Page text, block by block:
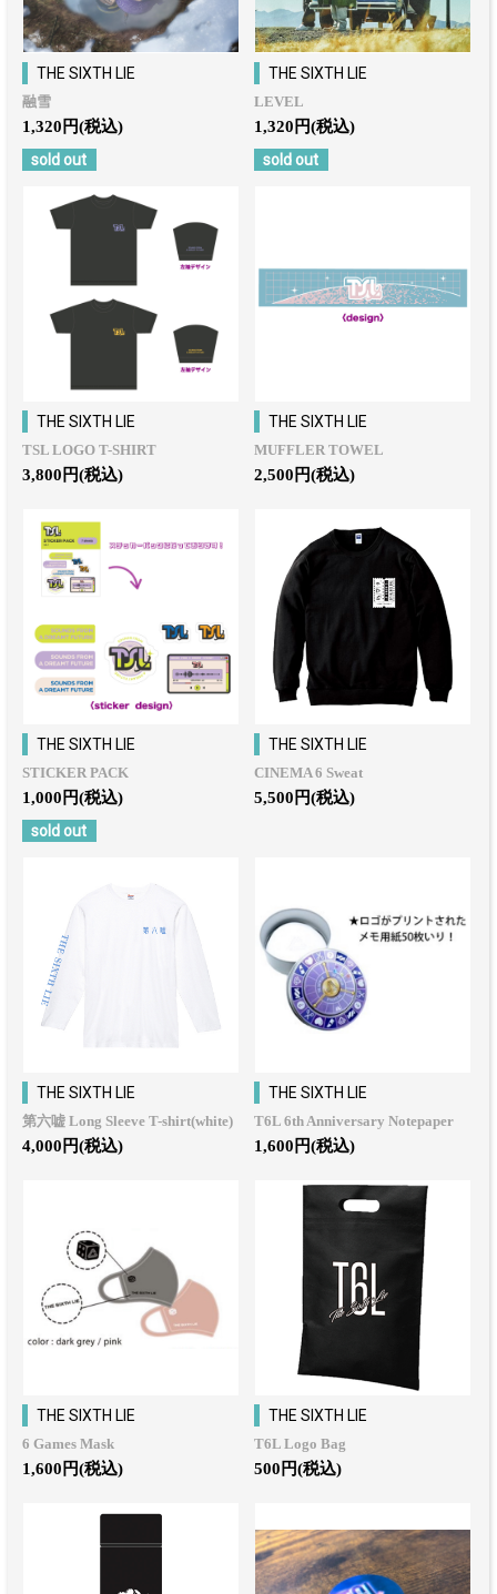
THE SIXTH LIE
融雪
1,320円(税込)
sold out
THE SIXTH LIE
LEVEL
1,320円(税込)
sold out
THE SIXTH LIE
TSL LOGO T-SHIRT
3,800円(税込)
THE SIXTH LIE
MUFFLER TOWEL
2,500円(税込)
THE SIXTH LIE
STICKER PACK
1,000円(税込)
sold out
THE SIXTH LIE
CINEMA 6 Sweat
5,500円(税込)
THE SIXTH LIE
第六嘘 Long Sleeve T-shirt(white)
4,000円(税込)
THE SIXTH LIE
T6L 6th Anniversary Notepaper
1,600円(税込)
THE SIXTH LIE
6 Games Mask
1,600円(税込)
THE SIXTH LIE
T6L Logo Bag
500円(税込)